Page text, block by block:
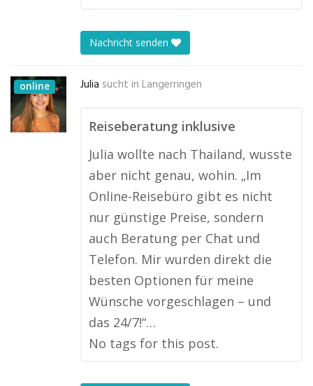
Nachricht senden
online Julia sucht in Langerringen
Reiseberatung inklusive
Julia wollte nach Thailand, wusste
aber nicht genau, wohin. „Im
Online-Reisebüro gibt es nicht
nur günstige Preise, sondern
auch Beratung per Chat und
Telefon. Mir wurden direkt die
besten Optionen für meine
Wünsche vorgeschlagen – und
das 24/7!“…
No tags for this post.